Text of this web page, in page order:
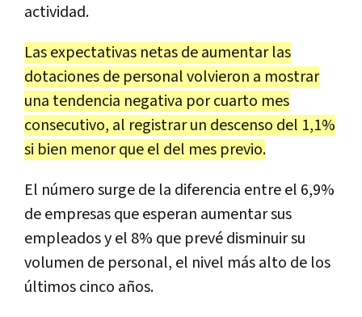
actividad.
Las expectativas netas de aumentar las
dotaciones de personal volvieron a mostrar
una tendencia negativa por cuarto mes
consecutivo, al registrar un descenso del 1,1%
si bien menor que el del mes previo.
El número surge de la diferencia entre el 6,9%
de empresas que esperan aumentar sus
empleados y el 8% que prevé disminuir su
volumen de personal, el nivel más alto de los
últimos cinco años.